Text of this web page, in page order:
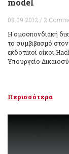
08.09.2012 / 2
Η ομοσπονδιακή
το συμβιβασμό
εκδοτικοί οίκοι
Υπουργείο
Περισσότερα